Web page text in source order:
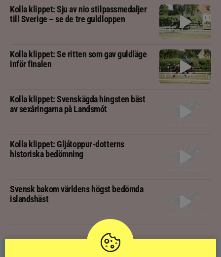
Kolla klippet: Sju av nio stilpassmedaljer
till Sverige – se de tre guldloppen
Kolla klippet: Se ritten som gav guldläge
inför finalen
Kolla klippet: Svenskägda hingsten bäst
av sexåringarna på Landsmót
Kolla klippet: Gljátoppur-dotterns
historiska bedömning
Svensk bakom världens högst bedömda
islandshäst